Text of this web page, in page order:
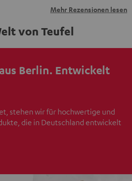
Mehr Rezensionen lesen
von Teufel
Berlin. Entwickelt
stehen wir für hochwertige und
die in Deutschland entwickelt